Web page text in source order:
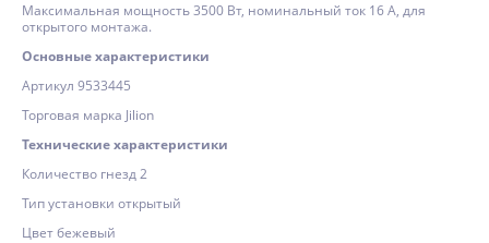
Максимальная мощность 3500 Вт, номинальный ток 16 А, для
открытого монтажа.
Основные характеристики
Артикул 9533445
Торговая марка Jilion
Технические характеристики
Количество гнезд 2
Тип установки открытый
Цвет бежевый